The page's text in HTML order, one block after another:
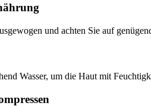
und achten Sie auf
Wasser, um die Haut mit